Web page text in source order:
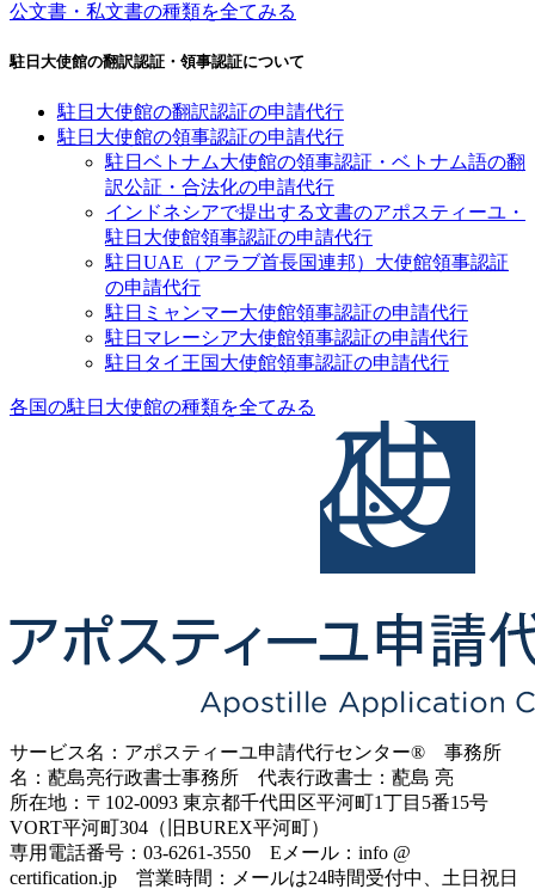
公文書・私文書の種類を全てみる
駐日大使館の翻訳認証・領事認証について
駐日大使館の翻訳認証の申請代行
駐日大使館の領事認証の申請代行
駐日ベトナム大使館の領事認証・ベトナム語の翻
訳公証・合法化の申請代行
インドネシアで提出する文書のアポスティーユ・
駐日大使館領事認証の申請代行
駐日UAE（アラブ首長国連邦）大使館領事認証
の申請代行
駐日ミャンマー大使館領事認証の申請代行
駐日マレーシア大使館領事認証の申請代行
駐日タイ王国大使館領事認証の申請代行
各国の駐日大使館の種類を全てみる
サービス名：アポスティーユ申請代行センター® 事務所
名：蓜島亮行政書士事務所 代表行政書士：蓜島 亮
所在地：〒102-0093 東京都千代田区平河町1丁目5番15号
VORT平河町304（旧BUREX平河町）
専用電話番号：03-6261-3550 Eメール：info @
certification.jp 営業時間：メールは24時間受付中、土日祝日